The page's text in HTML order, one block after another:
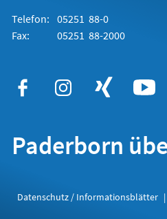
Telefon: 05251 88-0
Fax:
05251 88-2000
Paderborn
Datenschutz / Informationsblätter